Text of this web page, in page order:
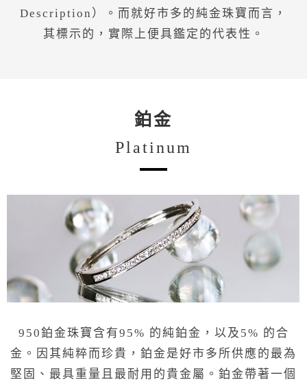
Description）。而就好市多的純金珠寶而言，
其標示的，實際上便具鑑定的代表性。
鉑金
Platinum
950鉑金珠寶含有95% 的純鉑金，以及5% 的合
金。因其純粹而珍貴，鉑金是好市多所供應的最為
堅固、最具重量且最耐用的貴金屬。鉑金帶著一個